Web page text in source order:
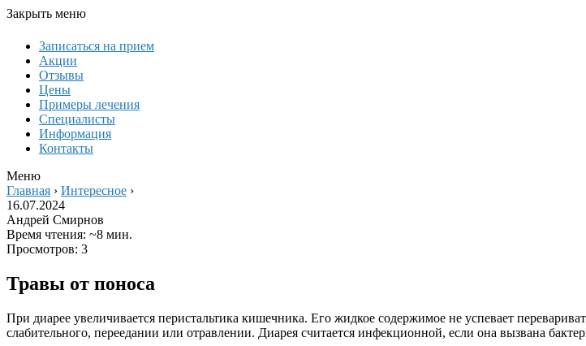
Закрыть меню
Записаться на прием
Акции
Отзывы
Цены
Примеры лечения
Специалисты
Информация
Контакты
Меню
Главная › Интересное ›
16.07.2024
Андрей Смирнов
Время чтения: ~8 мин.
Просмотров: 3
Травы от поноса
При диарее увеличивается перистальтика кишечника. Его жидкое содержимое не успевает
слабительного, переедании или отравлении. Диарея считается инфекционной, если она вызвана